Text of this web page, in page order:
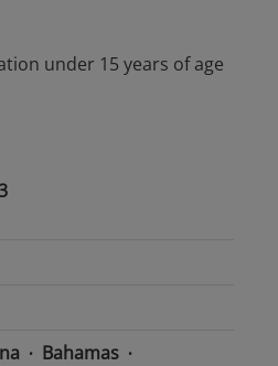
under 15 years of age
Bahamas